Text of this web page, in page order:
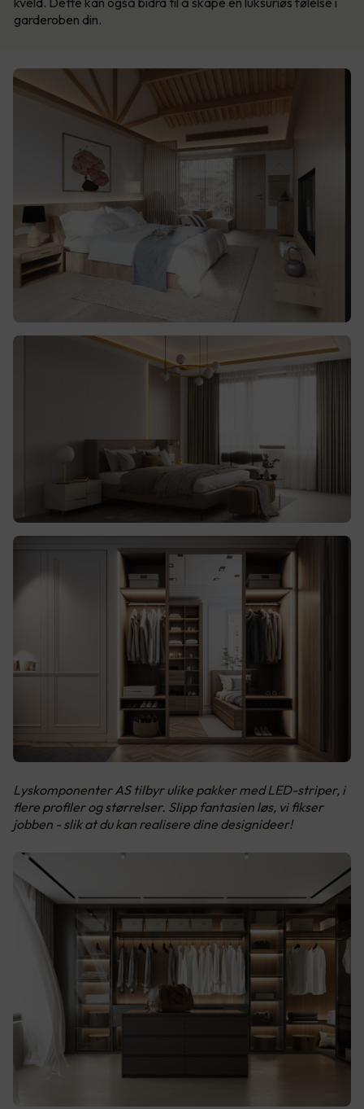
garderoben din.
Lyskomponenter AS tilbyr ulike pakker med LED-striper, i
flere profiler og størrelser. Slipp fantasien løs, vi fikser
jobben - slik at du kan realisere dine designideer!